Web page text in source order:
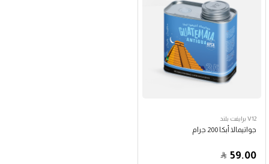
V12 برايفت بلند
جواتيمالا أبكا 200 جرام
59.00